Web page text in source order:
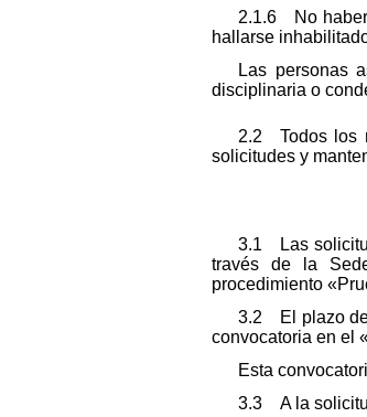
2.1.6 No haber
hallarse
Las personas
disciplinaria o
2.2 Todos los
solicitudes y
3.1 Las
través de la Sede
procedimiento
3.2 El plazo de
convocatoria en el
Esta
3.3 A la